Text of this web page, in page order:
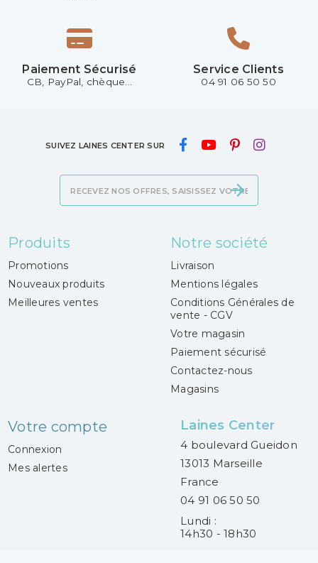
Paiement Sécurisé
CB, PayPal, chèque...
Service Clients
04 91 06 50 50
SUIVEZ LAINES CENTER SUR
Produits
Promotions
Nouveaux produits
Meilleures ventes
Notre société
Livraison
Mentions légales
Conditions Générales de
vente - CGV
Votre magasin
Paiement sécurisé
Contactez-nous
Magasins
Votre compte
Connexion
Mes alertes
Laines Center
4 boulevard Gueidon
13013 Marseille
France
04 91 06 50 50
Lundi :
14h30 - 18h30